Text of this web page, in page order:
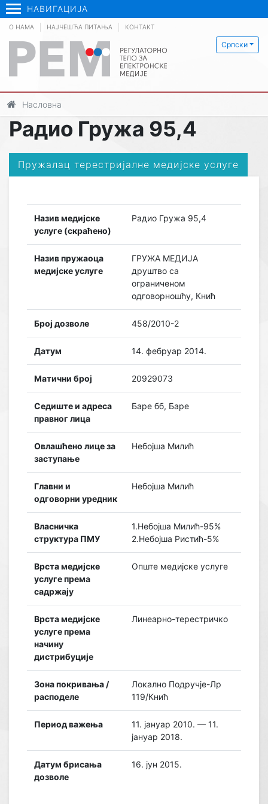
НАВИГАЦИЈА
Српски
О НАМА НАЈЧЕШЋА ПИТАЊА КОНТАКТ
Насловна
Радио Гружа 95,4
Пружалац терестријалне медијске услуге
Назив медијске
услуге (скраћено)
Радио Гружа 95,4
Назив пружаоца
медијске услуге
ГРУЖА MЕДИЈА
друштво са
ограниченом
одговорношћу, Кнић
Број дозволе 458/2010-2
Датум 14. фебруар 2014.
Матични број 20929073
Седиште и адреса
правног лица
Баре бб, Баре
Овлашћено лице за
заступање
Небојша Милић
Главни и
одговорни уредник
Небојша Милић
Власничка
структура ПМУ
1.Небојша Милић-95%
2.Небојша Ристић-5%
Врста медијске
услуге према
садржају
Опште медијске услуге
Врста медијске
услуге према
начину
дистрибуције
Линеарно-терестричко
Зона покривања /
расподеле
Локално Подручје-Лр
119/Кнић
Период важења
11. јануар 2010. — 11.
јануар 2018.
Датум брисања
дозволе
16. јун 2015.